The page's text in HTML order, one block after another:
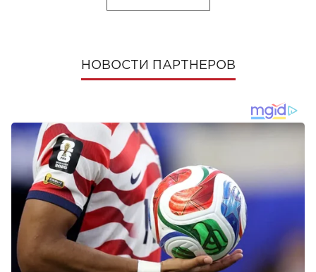
НОВОСТИ ПАРТНЕРОВ